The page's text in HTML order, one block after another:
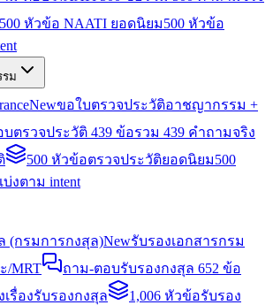
500 หัวข้อ NAATI ยอดนิยม500 หัวข้อ
รม
Newขอใบตรวจประวัติอาชญากรรม +
ตรวจประวัติ 439 ข้อรวม 439 คำถามจริง
500 หัวข้อตรวจประวัติยอดนิยม500
งตาม intent
(กรมการกงสุล)Newรับรองเอกสารกรม
/MRT
ถาม-ตอบรับรองกงสุล 652 ข้อ
รื่องรับรองกงสุล
1,006 หัวข้อรับรอง